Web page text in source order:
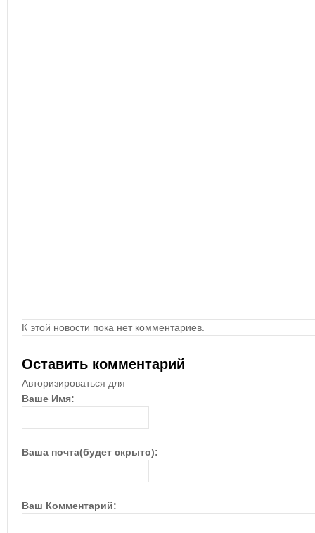
К этой новости пока нет комментариев.
Оставить комментарий
Авторизироваться для
Ваше Имя:
Ваша почта(будет скрыто):
Ваш Комментарий: